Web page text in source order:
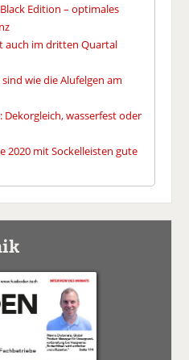
Edition – optimales
auch im dritten Quartal
sind wie die Alufelgen am
Dekorgleich, wasserfest oder
2020 mit Sockelleisten gute